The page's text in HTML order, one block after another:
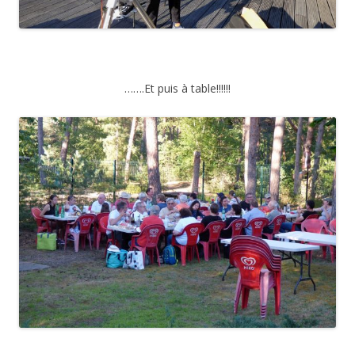
…….Et puis à table!!!!!!